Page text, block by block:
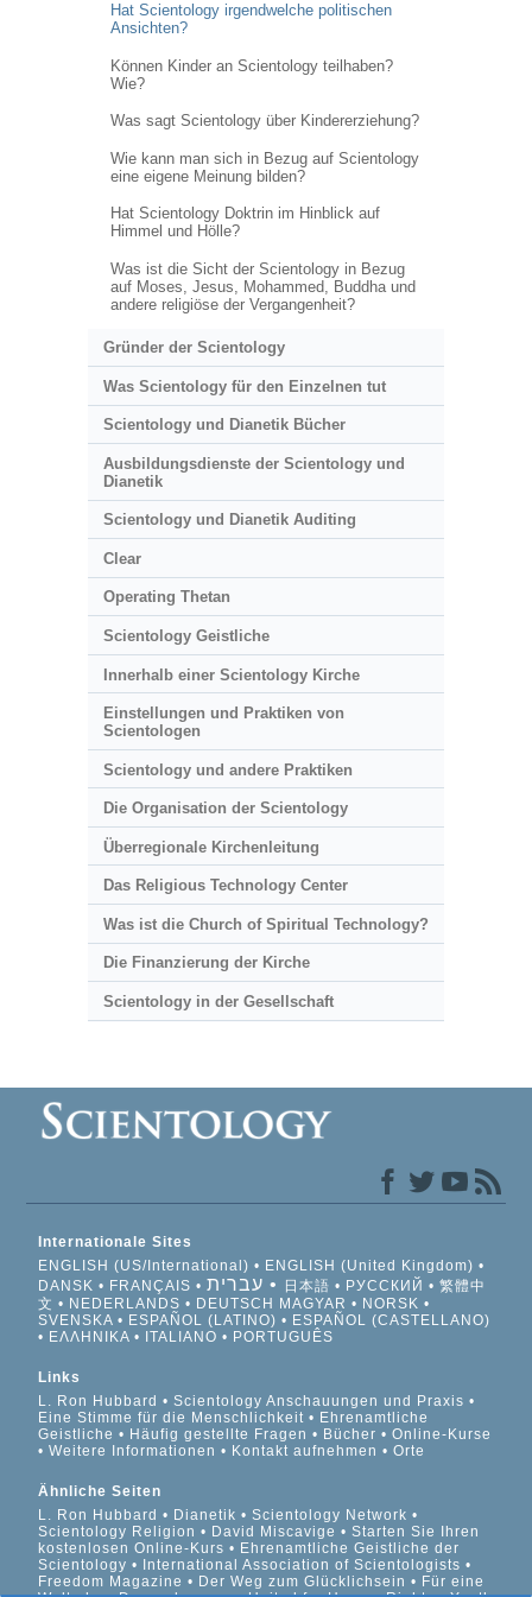
Hat Scientology irgendwelche politischen
Ansichten?
Können Kinder an Scientology teilhaben?
Wie?
Was sagt Scientology über Kindererziehung?
Wie kann man sich in Bezug auf Scientology
eine eigene Meinung bilden?
Hat Scientology Doktrin im Hinblick auf
Himmel und Hölle?
Was ist die Sicht der Scientology in Bezug
auf Moses, Jesus, Mohammed, Buddha und
andere religiöse der Vergangenheit?
Gründer der Scientology
Was Scientology für den Einzelnen tut
Scientology und Dianetik Bücher
Ausbildungsdienste der Scientology und
Dianetik
Scientology und Dianetik Auditing
Clear
Operating Thetan
Scientology Geistliche
Innerhalb einer Scientology Kirche
Einstellungen und Praktiken von
Scientologen
Scientology und andere Praktiken
Die Organisation der Scientology
Überregionale Kirchenleitung
Das Religious Technology Center
Was ist die Church of Spiritual Technology?
Die Finanzierung der Kirche
Scientology in der Gesellschaft
Internationale Sites
ENGLISH (US/International)
ENGLISH (United Kingdom)
DANSK
FRANÇAIS עברית 日本語 РУССКИЙ
繁體中
文
NEDERLANDS DEUTSCH MAGYAR
NORSK
SVENSKA
ESPAÑOL (LATINO)
ESPAÑOL (CASTELLANO)
ΕΛΛΗΝΙΚA
ITALIANO PORTUGUÊS
Links
L. Ron Hubbard
Scientology Anschauungen und Praxis
Eine Stimme für die Menschlichkeit
Ehrenamtliche
Geistliche
Häufig gestellte Fragen Bücher
Online-Kurse
Weitere Informationen
Kontakt aufnehmen Orte
Ähnliche Seiten
L. Ron Hubbard
Dianetik
Scientology Network
Scientology Religion
David Miscavige
Starten Sie Ihren
kostenlosen Online-Kurs
Ehrenamtliche Geistliche der
Scientology
International Association of Scientologists
Freedom Magazine
Der Weg zum Glücklichsein
Für eine